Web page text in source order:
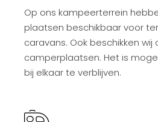
Op ons kampeerterrein
plaatsen beschikbaar voor
caravans. Ook beschikken
camperplaatsen. Het is
bij elkaar te verblijven.